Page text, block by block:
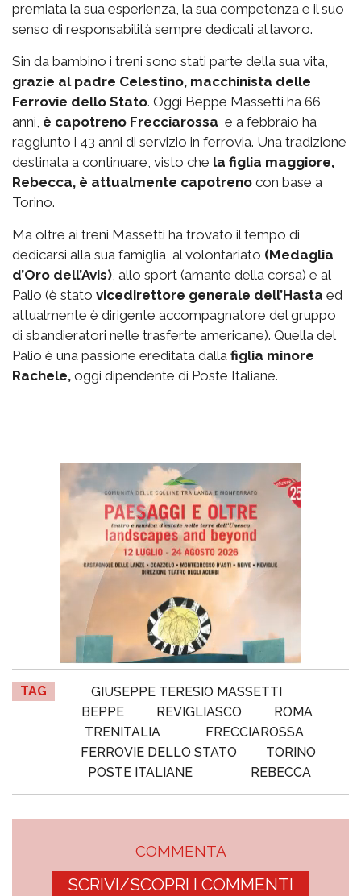
premiata la sua esperienza, la sua competenza e il suo
senso di responsabilità sempre dedicati al lavoro.
Sin da bambino i treni sono stati parte della sua vita,
grazie al padre Celestino, macchinista delle
Ferrovie dello Stato. Oggi Beppe Massetti ha 66
anni, è capotreno Frecciarossa e a febbraio ha
raggiunto i 43 anni di servizio in ferrovia. Una tradizione
destinata a continuare, visto che la figlia maggiore,
Rebecca, è attualmente capotreno con base a
Torino.
Ma oltre ai treni Massetti ha trovato il tempo di
dedicarsi alla sua famiglia, al volontariato (Medaglia
d’Oro dell’Avis) , allo sport (amante della corsa) e al
Palio (è stato vicedirettore generale dell’Hasta ed
attualmente è dirigente accompagnatore del gruppo
di sbandieratori nelle trasferte americane). Quella del
Palio è una passione ereditata dalla figlia minore
Rachele, oggi dipendente di Poste Italiane.
TAG
GIUSEPPE TERESIO MASSETTI
BEPPE
REVIGLIASCO
ROMA
TRENITALIA
FRECCIAROSSA
FERROVIE DELLO STATO
TORINO
POSTE ITALIANE
REBECCA
COMMENTA
SCRIVI/SCOPRI I COMMENTI